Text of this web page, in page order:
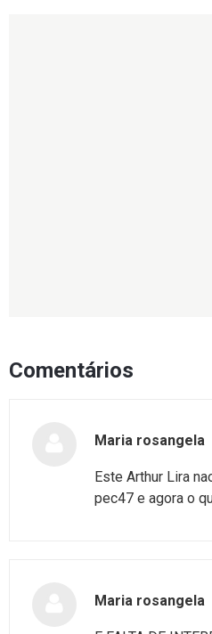
Comentários
Maria rosangela
Este Arthur Lira
pec47 e agora o
Maria rosangela